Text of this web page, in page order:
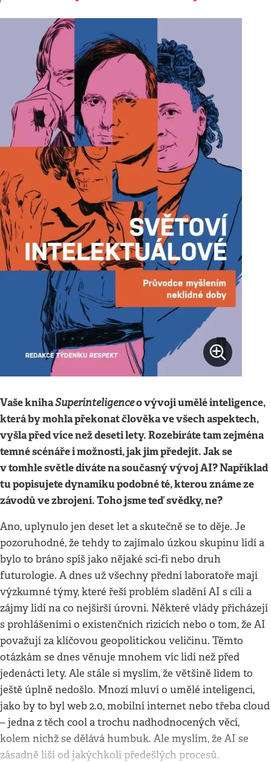
Vaše knihaSuperinteligenceo vývoji umělé inteligence,
která by mohla překonat člověka ve všech aspektech,
vyšla před více než deseti lety. Rozebíráte tam zejména
temné scénáře i možnosti, jak jim předejít. Jak se
v tomhle světle díváte na současný vývoj AI? Například
tu popisujete dynamiku podobné té, kterou známe ze
závodů ve zbrojení. Toho jsme teď svědky, ne?
Ano, uplynulo jen deset let a skutečně se to děje. Je
pozoruhodné, že tehdy to zajímalo úzkou skupinu lidí a
bylo to bráno spíš jako nějaké sci-fi nebo druh
futurologie. A dnes už všechny přední laboratoře mají
výzkumné týmy, které řeší problém sladění AI s cíli a
zájmy lidí na co nejširší úrovni. Některé vlády přicházejí
s prohlášeními o existenčních rizicích nebo o tom, že AI
považují za klíčovou geopolitickou veličinu. Těmto
otázkám se dnes věnuje mnohem víc lidí než před
jedenácti lety. Ale stále si myslím, že většině lidem to
ještě úplně nedošlo. Mnozí mluví o umělé inteligenci,
jako by to byl web 2.0, mobilní internet nebo třeba cloud
– jedna z těch cool a trochu nadhodnocených věcí,
kolem nichž se dělává humbuk. Ale myslím, že AI se
zásadně liší od jakýchkoli předešlých procesů.